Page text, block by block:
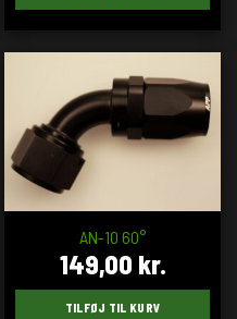
AN-10 60°
149,00 kr.
TILFØJ TIL KURV